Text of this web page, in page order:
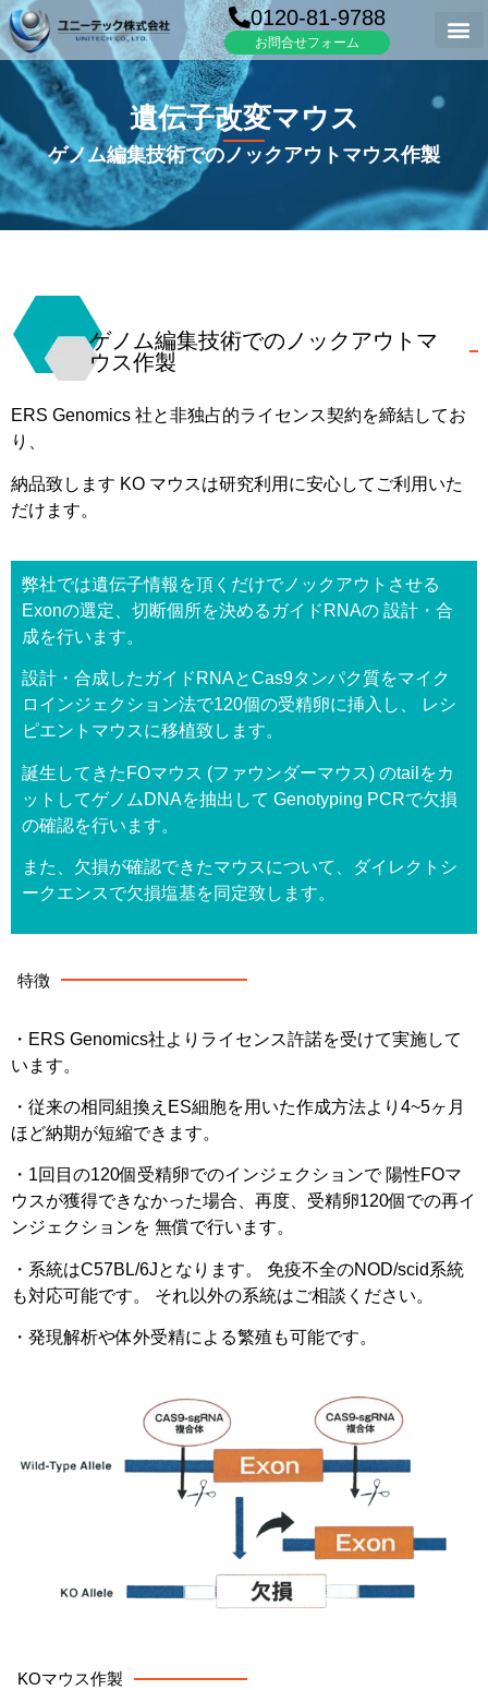
0120-81-9788
お問合せフォーム
遺伝子改変マウス
ゲノム編集技術でのノックアウトマウス作製
ゲノム編集技術でのノックアウトマ
ウス作製
ERS Genomics 社と非独占的ライセンス契約を締結してお
り
納品致し ます KO マウスは研究利用 に安心して ご利用 いた
だけ ます。
弊社では遺伝子情報 を頂く だけでノックアウト させる
Exonの選定 切断個所を決める ガイド RNAの 設計 ・ 合
成を行い ます。
設計 ・ 合成した ガイド RNAとCas9タンパク質をマイク
ロ インジェクション法で120個の受精卵に挿入 し 、
レシ
ピエント マウスに移植致し ます。
誕生 して きた FOマウス (ファウンダーマウス) のtail をカ
ット してゲノムDNAを抽出 して Genotyping PCRで欠損
の確認を行い ます。
また 欠損が確認でき たマウスについて ダイレクト シ
ークエンスで欠損塩基を同定致し ます。
特徴
・ ERS Genomics社より ライセンス許諾を受けて実施して
い ます。
・ 従来の相同組換え ES細胞を用いた作成方法より 4~5ヶ月
ほど納期が短縮でき ます。
・ 1回 目 の120個受精卵でのインジェクションで 陽性FOマ
ウスが獲得でき なかった場合、 再度、 受精卵120個での再イ
ンジェクションを 無償で行い ます。
・ 系統はC57BL/6Jと なり ます。 免疫不全のNOD/scid系統
も対応可能です。 それ以外の系統はご相談 ください。
・ 発現解析や体外受精による繁殖 も可能です。
KOマウス作製